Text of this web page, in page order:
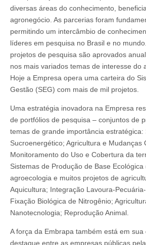
diversas áreas do conhecimento,
agronegócio. As parcerias foram
permitindo um intercâmbio de
líderes em pesquisa no Brasil e no
projetos de pesquisa são aprovados
nos mais variados temas de interesse do
Hoje a Empresa opera uma carteira do
Gestão (SEG) com mais de mil projetos.
Uma estratégia inovadora na Empresa
de portfólios de pesquisa – conjuntos de
temas de grande importância estratégica:
Sucroenergético; Agricultura e Mudanças
Monitoramento do Uso e Cobertura da
Sistemas de Produção de Base Ecológica
agroecologia e muitos projetos de
Aquicultura; Integração Lavoura-
Fixação Biológica de Nitrogênio;
Nanotecnologia; Reprodução Animal.
A força da Embrapa também está em
destaque entre as empresas públicas